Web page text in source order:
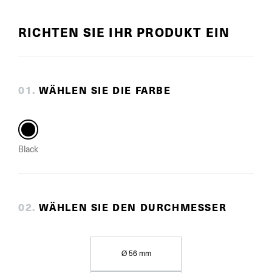
RICHTEN SIE IHR PRODUKT EIN
01 . WÄHLEN SIE DIE FARBE
Black
02. WÄHLEN SIE DEN DURCHMESSER
Ø 56 mm